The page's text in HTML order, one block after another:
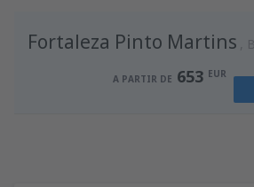
Fortaleza Pinto Martins
A PARTIR DE 653 EUR